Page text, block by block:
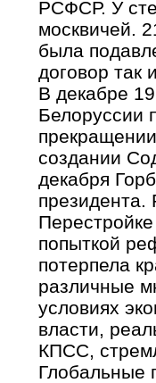
РСФСР. У
москвичей.
была
договор так
В декабре
Белоруссии
создании
декабря
попыткой
потерпела
различные
условиях
власти,
КПСС,
Глобальные